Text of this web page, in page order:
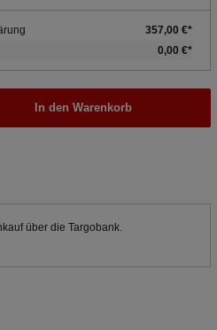
357,00 €*
0,00 €*
In den Warenkorb
über die Targobank.